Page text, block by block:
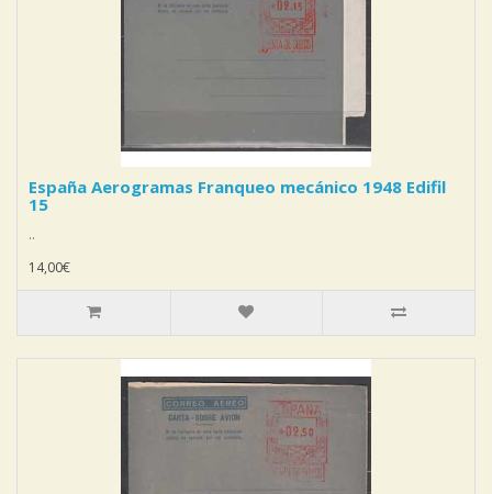
España Aerogramas Franqueo mecánico 1948 Edifil
15
..
14,00€